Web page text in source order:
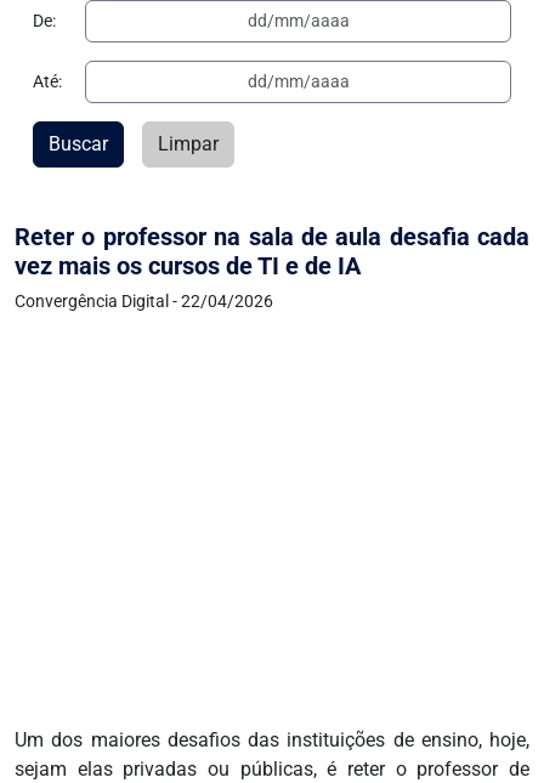
Reter o professor na sala de aula desafia cada
vez mais os cursos de TI e de IA
Convergência Digital - 22/04/2026
Um dos maiores desafios das instituições de ensino, hoje,
sejam elas privadas ou públicas, é reter o professor de
De:
Até:
Buscar Limpar